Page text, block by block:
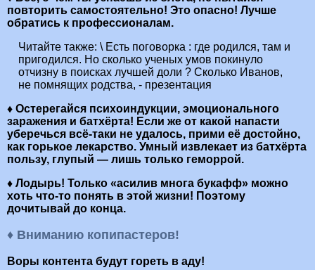
повторить самостоятельно! Это опасно! Лучше
обратись к профессионалам.
Читайте также: \ Есть поговорка : где родился, там и
пригодился. Но сколько ученых умов покинуло
отчизну в поисках лучшей доли ? Сколько Иванов,
не помнящих родства, - презентация
♦ Остерегайся психоиндукции, эмоционального
заражения и батхёрта! Если же от какой напасти
уберечься всё-таки не удалось, прими её достойно,
как горькое лекарство. Умный извлекает из батхёрта
пользу, глупый — лишь только геморрой.
♦ Лодырь! Только «асилив многа букафф» можно
хоть что-то понять в этой жизни! Поэтому
дочитывай до конца.
♦ Вниманию копипастеров!
Воры контента будут гореть в аду!